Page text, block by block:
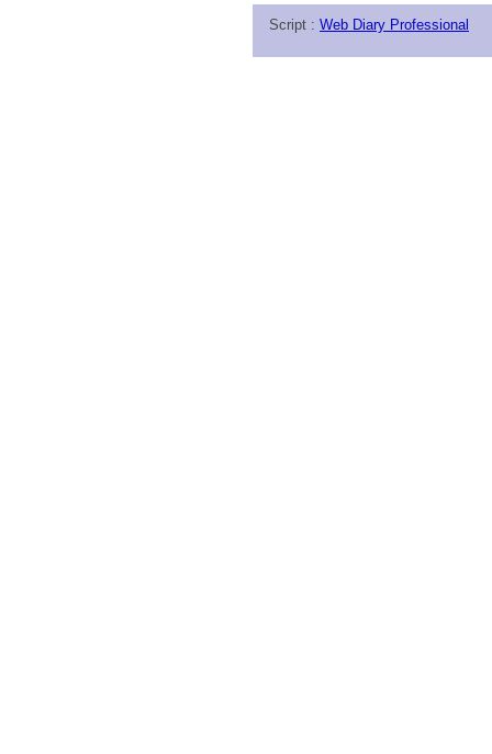
Script : Web Diary Professional